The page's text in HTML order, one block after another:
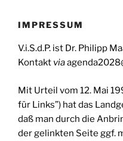
IMPRESSUM
V.i.S.d.P. ist Dr. Philipp
Kontakt via
Mit Urteil vom 12. Mai
für Links”) hat das
daß man durch die
der gelinkten Seite ggf.